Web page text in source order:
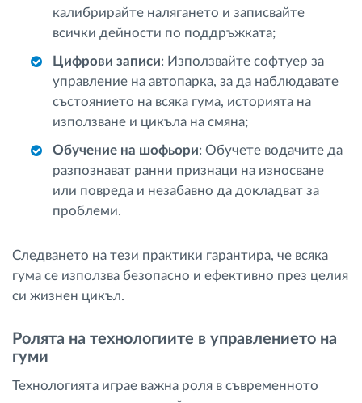
калибрирайте налягането и записвайте
всички дейности по поддръжката;
Цифрови записи: Използвайте софтуер за
управление на автопарка, за да наблюдавате
състоянието на всяка гума, историята на
използване и цикъла на смяна;
Обучение на шофьори: Обучете водачите да
разпознават ранни признаци на износване
или повреда и незабавно да докладват за
проблеми.
Следването на тези практики гарантира, че всяка
гума се използва безопасно и ефективно през целия
си жизнен цикъл.
Ролята на технологиите в управлението на
гуми
Технологията играе важна роля в съвременното